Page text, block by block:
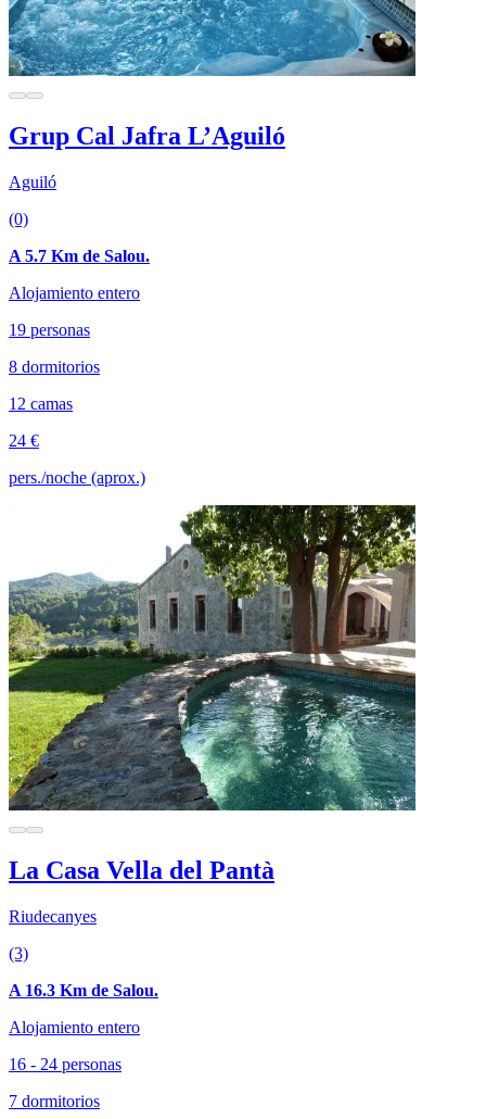
Grup Cal Jafra L’Aguiló
Aguiló
(0)
A 5.7 Km de Salou.
Alojamiento entero
19 personas
8 dormitorios
12 camas
24 €
pers./noche (aprox.)
La Casa Vella del Pantà
Riudecanyes
(3)
A 16.3 Km de Salou.
Alojamiento entero
16 - 24 personas
7 dormitorios